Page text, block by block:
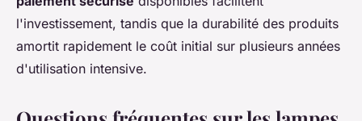
l'investissement, tandis que la durabilité des produits
amortit rapidement le coût initial sur plusieurs années
d'utilisation intensive.